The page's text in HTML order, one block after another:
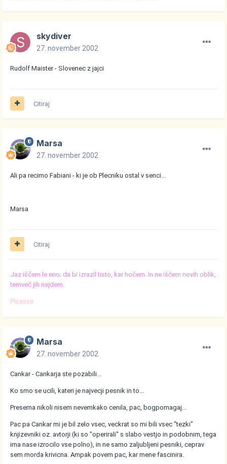
skydiver
27. november 2002
Rudolf Maister - Slovenec z jajci
Citiraj
Marsa
27. november 2002
Ali pa recimo Fabiani - ki je ob Plecniku ostal v senci...
Marsa
Citiraj
Jaz iščem le eno; da bi izrazil tisto, kar hočem. In ne iščem novih oblik,
temveč jih najdem.
Picasso
Marsa
27. november 2002
Cankar - Cankarja ste pozabili...
Ko smo se ucili, kateri je najvecji pesnik in to...
Preserna nikoli nisem nevemkako cenila, pac, bogpomagaj...
Pac pa Cankar mi je bil zelo vsec, veckrat so mi bili vsec "tezki"
knjizevniki oz. avtorji (ki so "operirali" s slabo vestjo in podobnim, tega
ima nase izrocilo vse polno), in ne samo zaljubljeni pesniki, ceprav
sem morda krivicna. Ampak povem pac, kar mene fascinira.